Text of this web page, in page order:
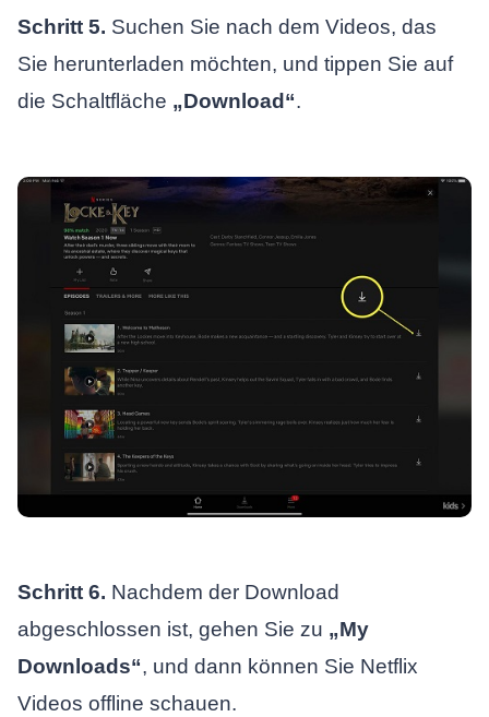
Schritt 5. Suchen Sie nach dem Videos, das
Sie herunterladen möchten, und tippen Sie auf
die Schaltfläche „Download“.
Schritt 6. Nachdem der Download
abgeschlossen ist, gehen Sie zu „My
Downloads“, und dann können Sie Netflix
Videos offline schauen.